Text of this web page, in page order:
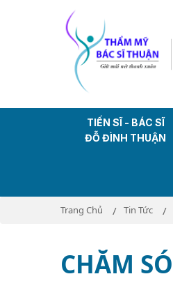
TIẾN SĨ - BÁC SĨ
ĐỖ ĐÌNH THUẬN
Trang Chủ Tin Tức
CHĂM